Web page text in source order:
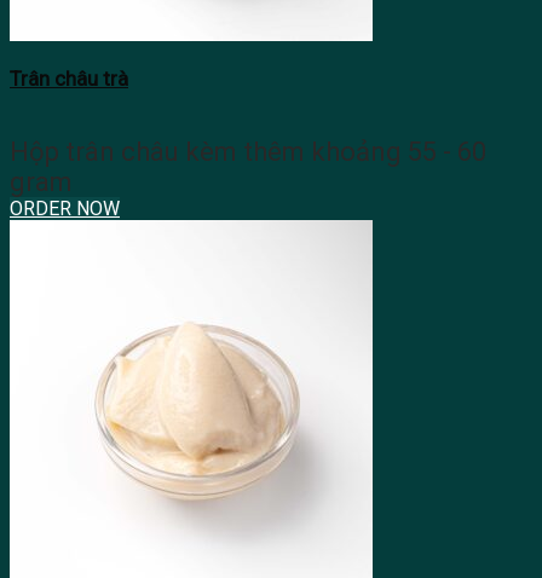
Trân châu trà
Hộp trân châu kèm thêm khoảng 55 - 60
gram
ORDER NOW